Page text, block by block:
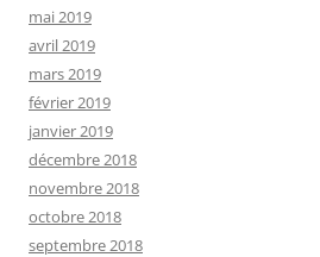
mai 2019
avril 2019
mars 2019
février 2019
janvier 2019
décembre 2018
novembre 2018
octobre 2018
septembre 2018